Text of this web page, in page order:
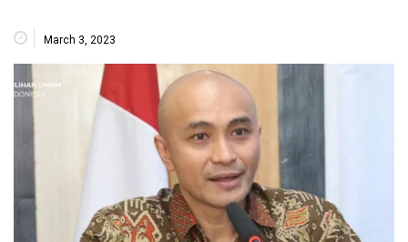
March 3, 2023